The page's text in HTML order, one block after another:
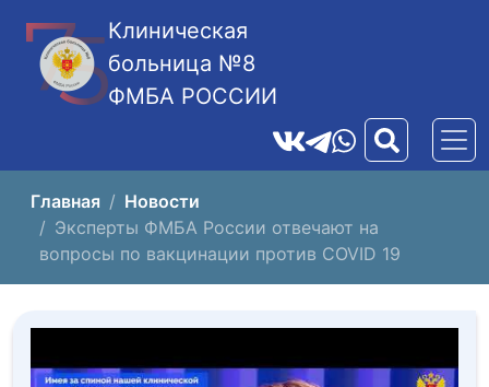
Клиническая
больница №8
ФМБА РОССИИ
Главная
Новости
Эксперты ФМБА России отвечают на
вопросы по вакцинации против COVID 19